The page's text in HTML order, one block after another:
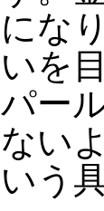
にな
いを
パー
ない
いう